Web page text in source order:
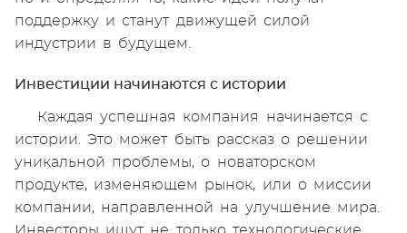
поддержку и станут движущей силой
индустрии в будущем.
Инвестиции начинаются с истории
Каждая успешная компания начинается с
истории. Это может быть рассказ о решении
уникальной проблемы, о новаторском
продукте, изменяющем рынок, или о миссии
компании, направленной на улучшение мира.